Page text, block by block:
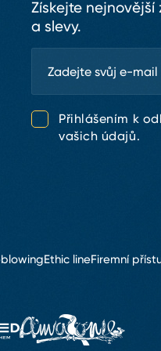
Získejte
a slevy.
Přihlášením k
vašich údajů.
Ethic lineFiremní